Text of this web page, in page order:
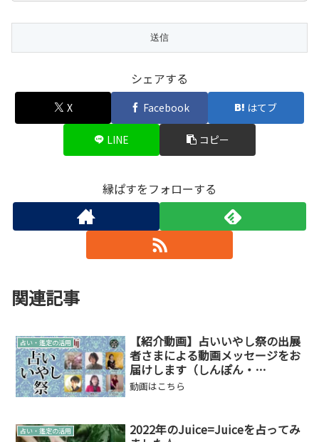
シェアする
X Facebook はてブ
LINE コピー
縁ぱすをフォローする
関連記事
占い・鑑定の活用
【紹介動画】占いいやし祭の出展
者さまによる動画メッセージをお
届けします（しんぽん・
☆Ayumi☆・しろ・神城月星・is
動画はこちら
占い・鑑定の活用
2022年のJuice=Juiceを占ってみ